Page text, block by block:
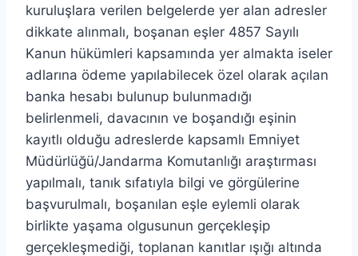
kuruluşlara verilen belgelerde yer alan adresler
dikkate alınmalı, boşanan eşler 4857 Sayılı
Kanun hükümleri kapsamında yer almakta iseler
adlarına ödeme yapılabilecek özel olarak açılan
banka hesabı bulunup bulunmadığı
belirlenmeli, davacının ve boşandığı eşinin
kayıtlı olduğu adreslerde kapsamlı Emniyet
Müdürlüğü/Jandarma Komutanlığı araştırması
yapılmalı, tanık sıfatıyla bilgi ve görgülerine
başvurulmalı, boşanılan eşle eylemli olarak
birlikte yaşama olgusunun gerçekleşip
gerçekleşmediği, toplanan kanıtlar ışığı altında